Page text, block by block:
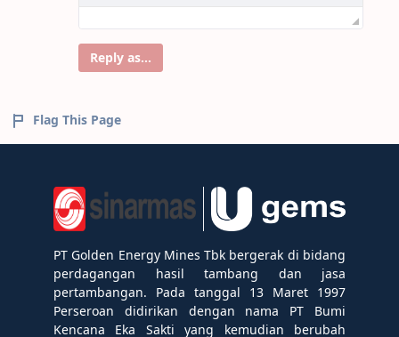
Reply as...
Flag This Page
PT Golden Energy Mines Tbk bergerak di bidang
perdagangan hasil tambang dan jasa
pertambangan. Pada tanggal 13 Maret 1997
Perseroan didirikan dengan nama PT Bumi
Kencana Eka Sakti yang kemudian berubah